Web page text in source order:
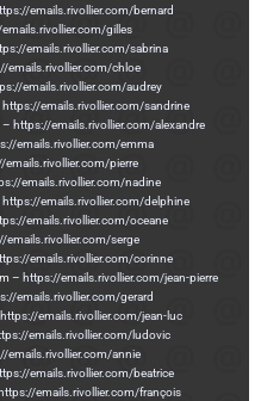
emails.rivollier.com/bernard
gilles
emails.rivollier.com/sabrina
emails.rivollier.com/chloe
emails.rivollier.com/audrey
https://emails.rivollier.com/sandrine
– https://emails.rivollier.com/alexandre
emails.rivollier.com/emma
emails.rivollier.com/pierre
emails.rivollier.com/nadine
https://emails.rivollier.com/delphine
emails.rivollier.com/oceane
emails.rivollier.com/serge
emails.rivollier.com/corinne
– https://emails.rivollier.com/jean-pierre
emails.rivollier.com/gerard
https://emails.rivollier.com/jean-luc
emails.rivollier.com/ludovic
emails.rivollier.com/annie
emails.rivollier.com/beatrice
https://emails.rivollier.com/françois